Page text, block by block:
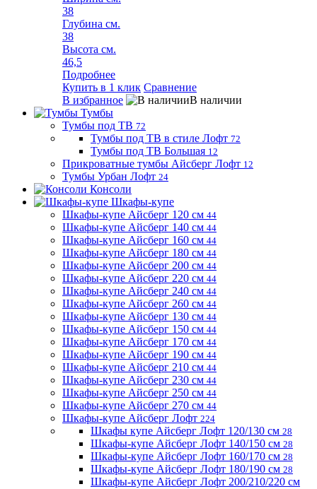
38
Глубина см.
38
Высота см.
46,5
Подробнее
Купить в 1 клик Сравнение
В избранное
В наличии
Тумбы
Тумбы под ТВ 72
Тумбы под ТВ в стиле Лофт 72
Тумбы под ТВ Большая 12
Прикроватные тумбы Айсберг Лофт 12
Тумбы Урбан Лофт 24
Консоли
Шкафы-купе
Шкафы-купе Айсберг 120 см 44
Шкафы-купе Айсберг 140 см 44
Шкафы-купе Айсберг 160 см 44
Шкафы-купе Айсберг 180 см 44
Шкафы-купе Айсберг 200 см 44
Шкафы-купе Айсберг 220 см 44
Шкафы-купе Айсберг 240 см 44
Шкафы-купе Айсберг 260 см 44
Шкафы-купе Айсберг 130 см 44
Шкафы-купе Айсберг 150 см 44
Шкафы-купе Айсберг 170 см 44
Шкафы-купе Айсберг 190 см 44
Шкафы-купе Айсберг 210 см 44
Шкафы-купе Айсберг 230 см 44
Шкафы-купе Айсберг 250 см 44
Шкафы-купе Айсберг 270 см 44
Шкафы-купе Айсберг Лофт 224
Шкафы купе Айсберг Лофт 120/130 см 28
Шкафы-купе Айсберг Лофт 140/150 см 28
Шкафы-купе Айсберг Лофт 160/170 см 28
Шкафы-купе Айсберг Лофт 180/190 см 28
Шкафы-купе Айсберг Лофт 200/210/220 см